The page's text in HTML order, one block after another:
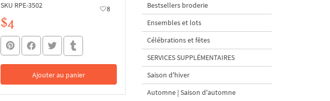
SKU RPE-3502 8
$4
Ajouter au panier
Dans le panier
Bestsellers broderie
Ensembles et lots
Célébrations et fêtes
SERVICES SUPPLÉMENTAIRES
Saison d'hiver
Automne | Saison d'automne